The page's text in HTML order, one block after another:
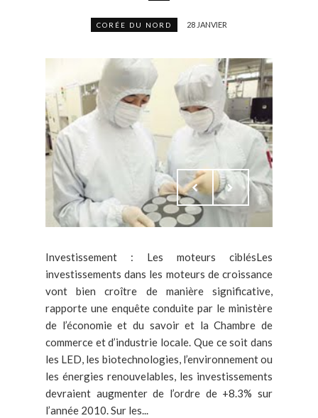
CORÉE DU NORD 28 JANVIER
Investissement : Les moteurs ciblésLes
investissements dans les moteurs de croissance
vont bien croître de manière significative,
rapporte une enquête conduite par le ministère
de l’économie et du savoir et la Chambre de
commerce et d’industrie locale. Que ce soit dans
les LED, les biotechnologies, l’environnement ou
les énergies renouvelables, les investissements
devraient augmenter de l’ordre de +8.3% sur
l’année 2010. Sur les...